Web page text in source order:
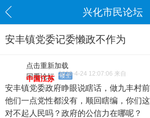
兴化市民论坛
安丰镇党委记委懒政不作为
点击重新加载
回看论坛 楼主
2026-4-24 12:07:06 来自
中国江苏
安丰镇党委政府睁眼说瞎话，做九丰村
他们一点党性都没有，顺回瞎编，你们
对不起人民吗？政府的公信力在哪呢？